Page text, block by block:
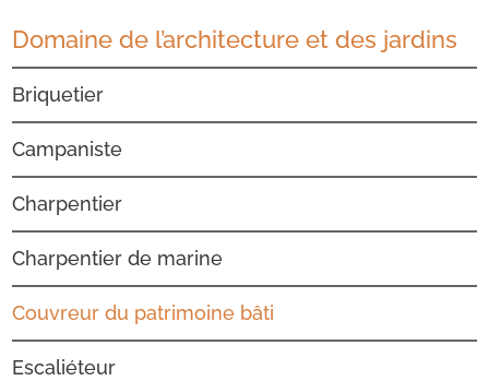
Domaine de l’architecture et des jardins
Briquetier
Campaniste
Charpentier
Charpentier de marine
Couvreur du patrimoine bâti
Escaliéteur